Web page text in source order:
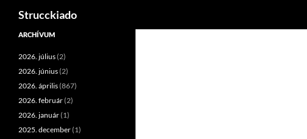
Tartalomhoz
Strucckiado
ARCHÍVUM
2026. július(2)
2026. június(2)
2026. április(867)
2026. február(2)
2026. január(1)
2025. december(1)